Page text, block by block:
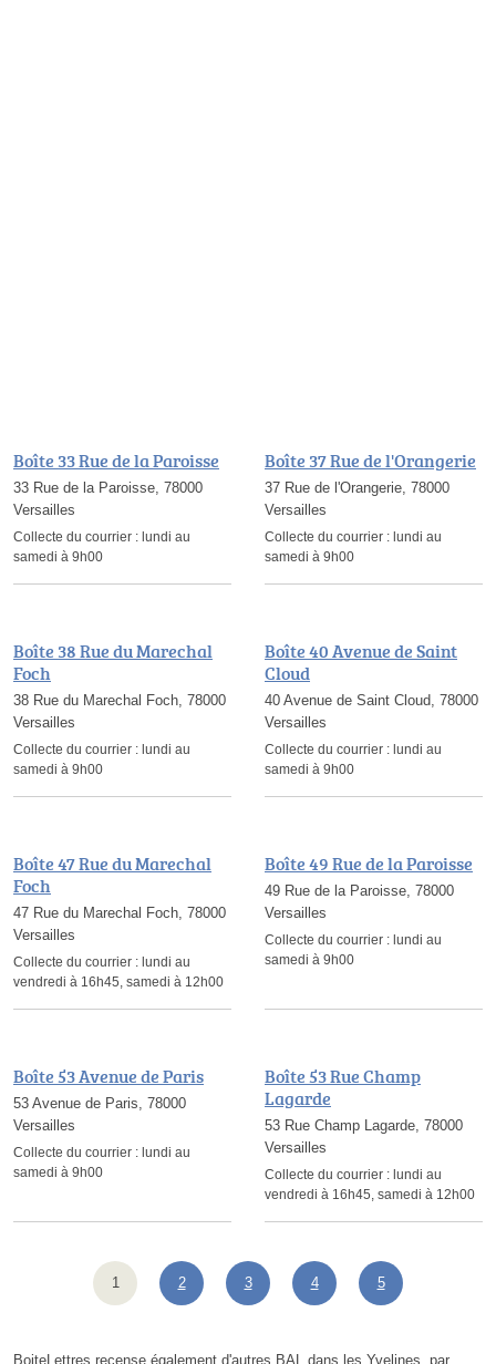
Boîte 33 Rue de la Paroisse
33 Rue de la Paroisse, 78000
Versailles
Collecte du courrier : lundi au
samedi à 9h00
Boîte 37 Rue de l'Orangerie
37 Rue de l'Orangerie, 78000
Versailles
Collecte du courrier : lundi au
samedi à 9h00
Boîte 38 Rue du Marechal
Foch
38 Rue du Marechal Foch, 78000
Versailles
Collecte du courrier : lundi au
samedi à 9h00
Boîte 40 Avenue de Saint
Cloud
40 Avenue de Saint Cloud, 78000
Versailles
Collecte du courrier : lundi au
samedi à 9h00
Boîte 47 Rue du Marechal
Foch
47 Rue du Marechal Foch, 78000
Versailles
Collecte du courrier : lundi au
vendredi à 16h45, samedi à 12h00
Boîte 49 Rue de la Paroisse
49 Rue de la Paroisse, 78000
Versailles
Collecte du courrier : lundi au
samedi à 9h00
Boîte 53 Avenue de Paris
53 Avenue de Paris, 78000
Versailles
Collecte du courrier : lundi au
samedi à 9h00
Boîte 53 Rue Champ
Lagarde
53 Rue Champ Lagarde, 78000
Versailles
Collecte du courrier : lundi au
vendredi à 16h45, samedi à 12h00
1 2 3 4 5
BoiteLettres recense également d'autres BAL dans les Yvelines, par